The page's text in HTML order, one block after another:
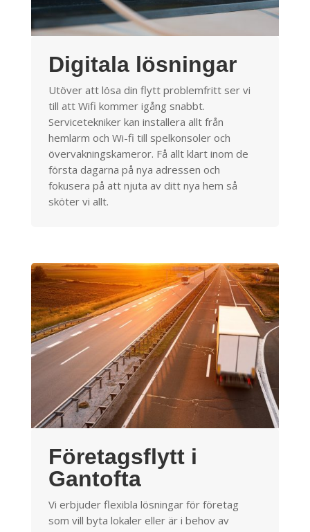
Digitala lösningar
Utöver att lösa din flytt problemfritt ser vi
till att Wifi kommer igång snabbt.
Servicetekniker kan installera allt från
hemlarm och Wi-fi till spelkonsoler och
övervakningskameror. Få allt klart inom de
första dagarna på nya adressen och
fokusera på att njuta av ditt nya hem så
sköter vi allt.
Företagsflytt i
Gantofta
Vi erbjuder flexibla lösningar för företag
som vill byta lokaler eller är i behov av